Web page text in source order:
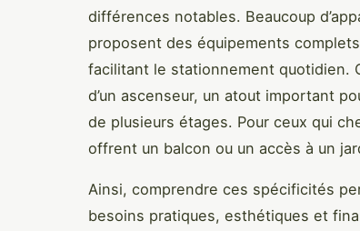
différences notables. Beaucoup
proposent des équipements
facilitant le stationnement quotidien.
d’un ascenseur, un atout important
de plusieurs étages. Pour ceux qui
offrent un balcon ou un accès à un
Ainsi, comprendre ces spécificités
besoins pratiques, esthétiques et